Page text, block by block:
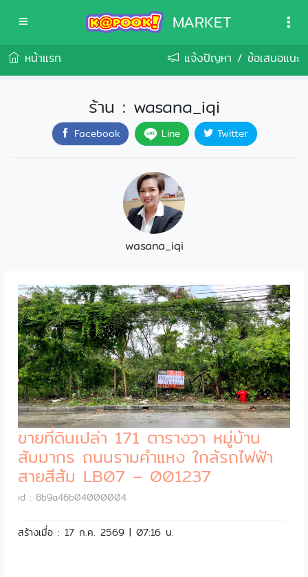
MARKET
หน้าแรก แจ้งปัญหา / ข้อเสนอแนะ
ร้าน : wasana_iqi
Facebook Line Twitter
wasana_iqi
ขายที่ดินเปล่า 171 ตารางวา หมู่บ้าน
สัมมากร ถนนรามคำแหง ใกล้รถไฟฟ้า
สายสีส้ม LB07 – 001237
id : 8b9a46b04000004
สร้างเมื่อ : 17 ก.ค. 2569 | 07:16 น.